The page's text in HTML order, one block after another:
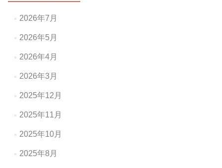
ン
2026年7月
2026年5月
2026年4月
2026年3月
2025年12月
2025年11月
2025年10月
2025年8月